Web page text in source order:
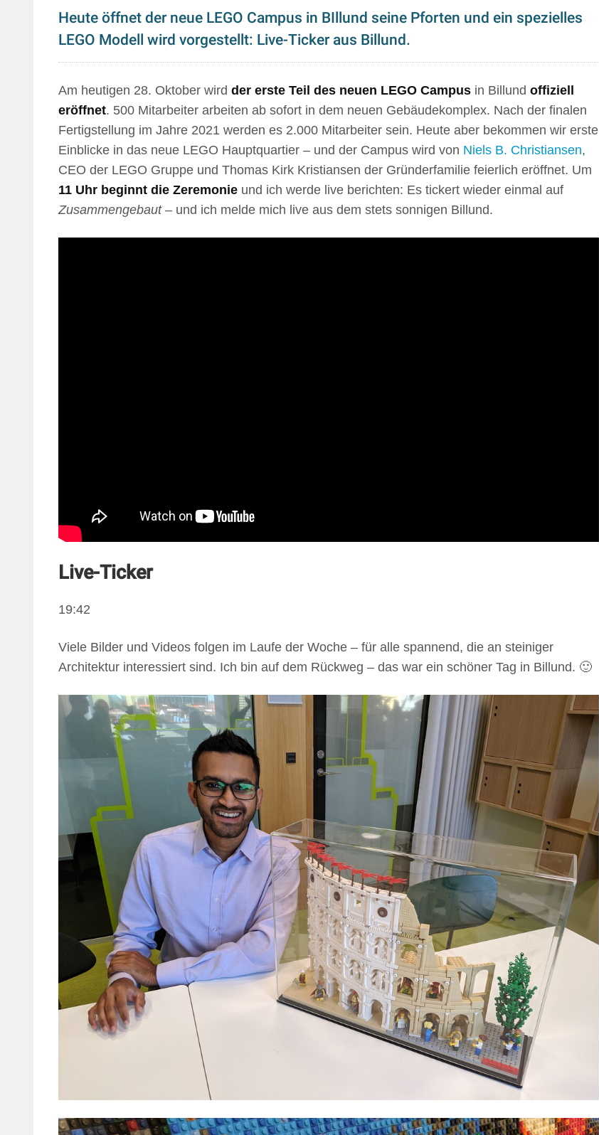
Heute öffnet der neue LEGO Campus in BIllund seine Pforten und ein spezielles
LEGO Modell wird vorgestellt: Live-Ticker aus Billund.
Am heutigen 28. Oktober wird der erste Teil des neuen LEGO Campus in Billund offiziell
eröffnet. 500 Mitarbeiter arbeiten ab sofort in dem neuen Gebäudekomplex. Nach der finalen
Fertigstellung im Jahre 2021 werden es 2.000 Mitarbeiter sein. Heute aber bekommen wir erste
Einblicke in das neue LEGO Hauptquartier – und der Campus wird von Niels B. Christiansen,
CEO der LEGO Gruppe und Thomas Kirk Kristiansen der Gründerfamilie feierlich eröffnet. Um
11 Uhr beginnt die Zeremonie und ich werde live berichten: Es tickert wieder einmal auf
Zusammengebaut– und ich melde mich live aus dem stets sonnigen Billund.
Live-Ticker
19:42
Viele Bilder und Videos folgen im Laufe der Woche – für alle spannend, die an steiniger
Architektur interessiert sind. Ich bin auf dem Rückweg – das war ein schöner Tag in Billund. 🙂